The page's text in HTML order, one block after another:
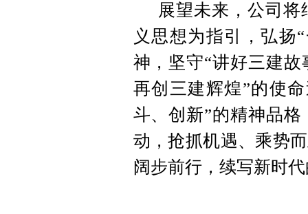
展望未来，公司
义思想为指引，弘扬
神，坚守“讲好三建
再创三建辉煌”的使
斗、创新”的精神品
动，抢抓机遇、乘势
阔步前行，续写新时